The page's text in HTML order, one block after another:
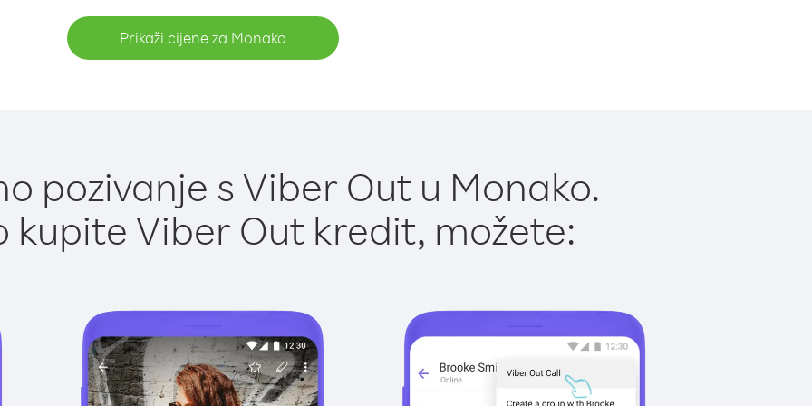
Prikaži cijene za Monako
pozivanje s Viber Out u Monako.
kupite Viber Out kredit, možete: